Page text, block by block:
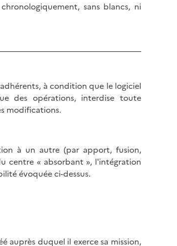
sans blancs, ni
à condition que le logiciel
des opérations, interdise toute
modifications.
à un autre (par apport, fusion,
centre « absorbant », l'intégration
évoquée ci-dessus.
auprès duquel il exerce sa mission,